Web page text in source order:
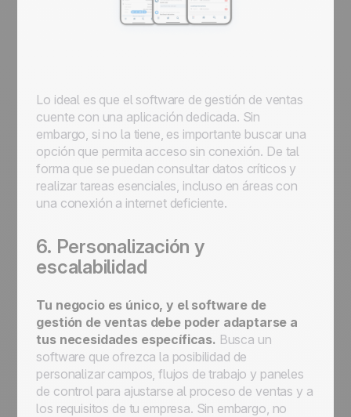
Lo ideal es que el software de gestión de ventas
cuente con una aplicación dedicada. Sin
embargo, si no la tiene, es importante buscar una
opción que permita acceso sin conexión. De tal
forma que se puedan consultar datos críticos y
realizar tareas esenciales, incluso en áreas con
una conexión a internet deficiente.
6. Personalización y
escalabilidad
Tu negocio es único, y el software de
gestión de ventas debe poder adaptarse a
tus necesidades específicas. Busca un
software que ofrezca la posibilidad de
personalizar campos, flujos de trabajo y paneles
de control para ajustarse al proceso de ventas y a
los requisitos de tu empresa. Sin embargo, no